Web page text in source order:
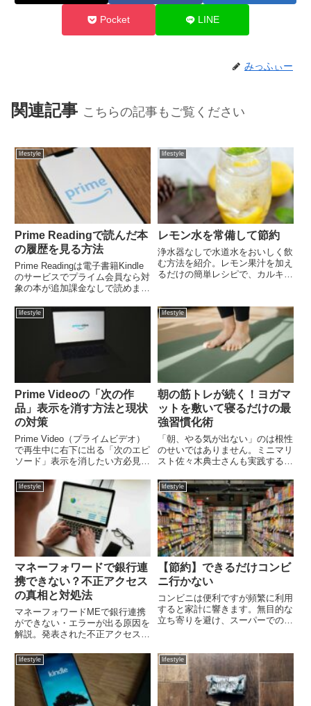
Pocket LINE
みっふぃー
関連記事 こちらの記事もご覧ください
lifestyle
Prime Readingで読んだ本
の履歴を見る方法
Prime Readingは電子書籍Kindle
のサービスでプライム会員なら対
象の本が追加課金なしで読めま
ものはダウンロードしてすぐに読
めるのでとても便利に使っていた
のですが、ある日問題が発生。セ
ールでKind...
lifestyle
レモン水を常備して節約
浄水器なしで水道水をおいしく飲
む方法を紹介。レモン果汁を加え
るだけの簡単レシピで、カルキ臭
分けで飽きずに毎日の水分摂取を
実現。
lifestyle
Prime Videoの「次の作
品」表示を消す方法と現状
の対策
Prime Video（プライムビデオ）
で再生中に右下に出る「次のエピ
ソード」表示を消したい方必見。
勝手に切り替わるオートプレイを
止める手順やブラウザでの対策を
分かりやすく解説します。
lifestyle
朝の筋トレが続く！ヨガマ
ットを敷いて寝るだけの最
強習慣化術
「朝、やる気が出ない」のは根性
のせいではありません。ミニマリ
スト佐々木典士さんも実践する
のように、行動のハードルを極限
まで下げる仕組み作りが継続の秘
訣です。忘れ物防止など日常に応
用できる鉄則を解説します。
lifestyle
マネーフォワードで銀行連
携できない？不正アクセス
の真相と対処法
マネーフォワードMEで銀行連携
ができない・エラーが出る原因を
解説。発表された不正アクセスの
全性、ユーザーが今取るべき具体
的な対処法をまとめました。不安
を解消し、正しく再開を待ちまし
ょう。
lifestyle
【節約】できるだけコンビ
ニ行かない
コンビニは便利ですが頻繁に利用
すると家計に響きます。無目的な
立ち寄りを避け、スーパーでのま
目的を明確にした利用法で賢く付
き合いましょう。
lifestyle lifestyle